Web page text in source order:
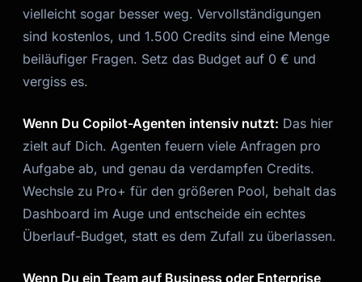
vielleicht sogar besser weg. Vervollständigungen
sind kostenlos, und 1.500 Credits sind eine Menge
beiläufiger Fragen. Setz das Budget auf 0 € und
vergiss es.
Wenn Du Copilot-Agenten intensiv nutzt: Das hier
zielt auf Dich. Agenten feuern viele Anfragen pro
Aufgabe ab, und genau da verdampfen Credits.
Wechsle zu Pro+ für den größeren Pool, behalt das
Dashboard im Auge und entscheide ein echtes
Überlauf-Budget, statt es dem Zufall zu überlassen.
Wenn Du ein Team auf Business oder Enterprise